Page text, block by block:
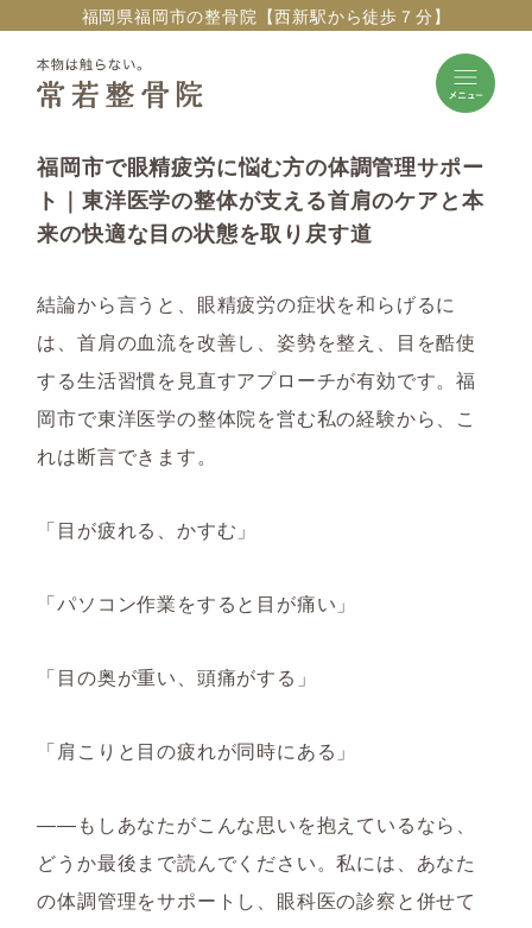
福岡県福岡市の整骨院【西新駅から徒歩７分】
福岡市で眼精疲労に悩む方の体調管理サポー
ト｜東洋医学の整体が支える首肩のケアと本
来の快適な目の状態を取り戻す道
結論から言うと、眼精疲労の症状を和らげるに
は、首肩の血流を改善し、姿勢を整え、目を酷使
する生活習慣を見直すアプローチが有効です。福
岡市で東洋医学の整体院を営む私の経験から、こ
れは断言できます。
「目が疲れる、かすむ」
「パソコン作業をすると目が痛い」
「目の奥が重い、頭痛がする」
「肩こりと目の疲れが同時にある」
――もしあなたがこんな思いを抱えているなら、
どうか最後まで読んでください。私には、あなた
の体調管理をサポートし、眼科医の診察と併せて